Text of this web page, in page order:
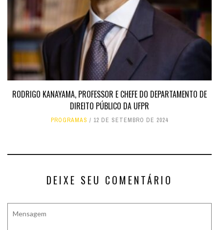
RODRIGO KANAYAMA, PROFESSOR E CHEFE DO DEPARTAMENTO DE
DIREITO PÚBLICO DA UFPR
PROGRAMAS 12 DE SETEMBRO DE 2024
DEIXE SEU COMENTÁRIO